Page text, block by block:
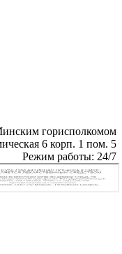
горисполкомом
6 корп. 1 пом. 5
Режим работы: 24/7